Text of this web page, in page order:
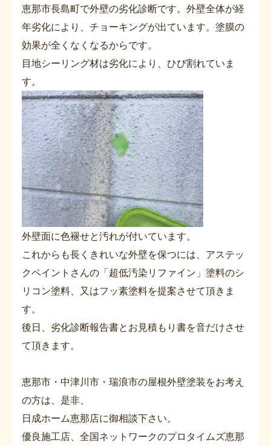
恵那市長島町で外壁の劣化診断です。外壁全体が経
年劣化により、チョーキングが出ています。塗膜の
効果が全くなくなるからです。
目地シーリング材は劣化により、ひび割れていま
す。
外壁面に色褪せと汚れが付いています。
これからも長くきれいな外壁を保つには、アステッ
クペイントさんの「超低汚染リファイン」塗料のシ
リコン塗料、又はフッ素塗料を提案させて頂きま
す。
後日、劣化診断報告書とお見積もり書を音だけさせ
て頂きます。
恵那市・中津川市・瑞浪市の屋根外壁塗装をお考え
の方は、是非、
日成ホーム恵那店に御相談下さい。
優良施工店、全国ネットワークのプロタイムズ恵那